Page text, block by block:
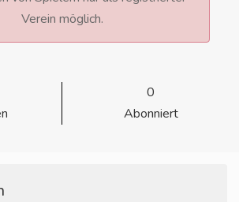
Verein möglich.
0
Abonniert